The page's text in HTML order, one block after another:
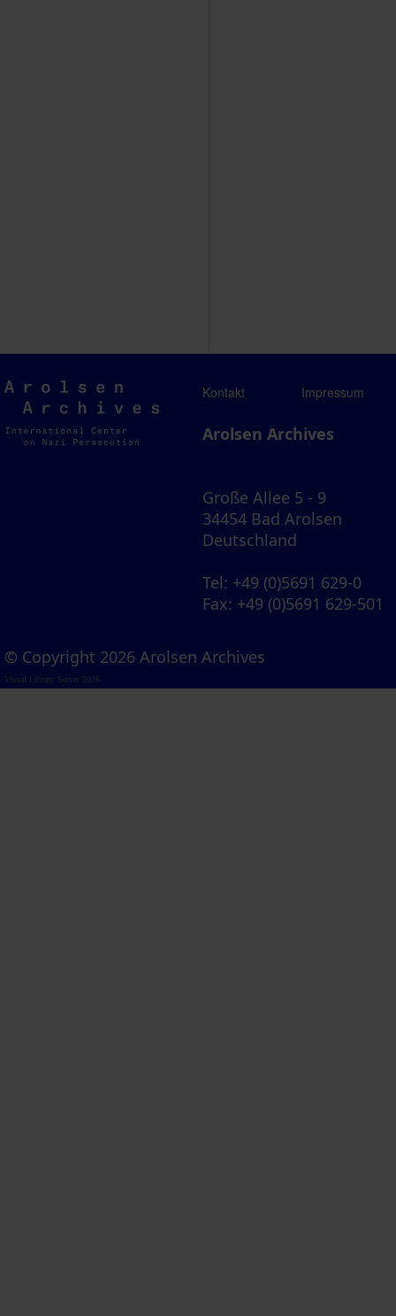
Arolsen
Archives
Kontakt Impressum
Arolsen Archives
Große Allee 5 - 9
34454 Bad Arolsen
Deutschland
Tel: +49 (0)5691 629-0
Fax: +49 (0)5691 629-501
© Copyright 2026 Arolsen Archives
Visual Library Server 2026